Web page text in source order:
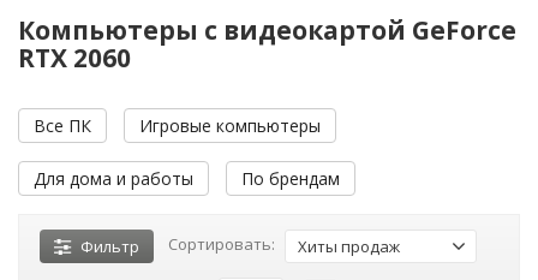
Компьютеры с видеокартой GeForce
RTX 2060
Все ПК Игровые компьютеры
Для дома и работы По брендам
Фильтр Сортировать: Хиты продаж